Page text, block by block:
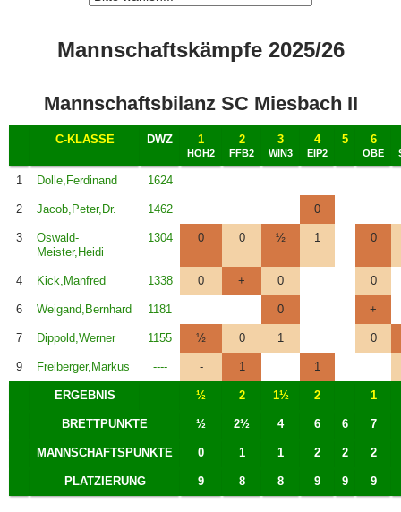
Mannschaftskämpfe 2025/26
Mannschaftsbilanz SC Miesbach II
C-KLASSE DWZ 1
HOH2
2
FFB2
3
WIN3
4
EIP2
5 6
OBE
1 Dolle,Ferdinand 1624
2 Jacob,Peter,Dr. 1462 0
3
Oswald-
Meister,Heidi
1304 0 0 ½ 1 0
4 Kick,Manfred 1338 0 + 0 0
6 Weigand,Bernhard 1181 0 +
7 Dippold,Werner 1155 ½ 0 1 0
9 Freiberger,Markus ---- - 1 1
ERGEBNIS ½ 2 1½ 2 1
BRETTPUNKTE ½ 2½ 4 6 6 7
MANNSCHAFTSPUNKTE 0 1 1 2 2 2
PLATZIERUNG 9 8 8 9 9 9